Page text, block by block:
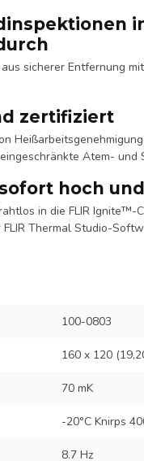
sicherer Entfernung
zertifiziert
Atem- und
hoch
in die FLIR
Thermal Studio-
100-0803
160 x 120
70 mK
-20°C Knirps
8.7 Hz